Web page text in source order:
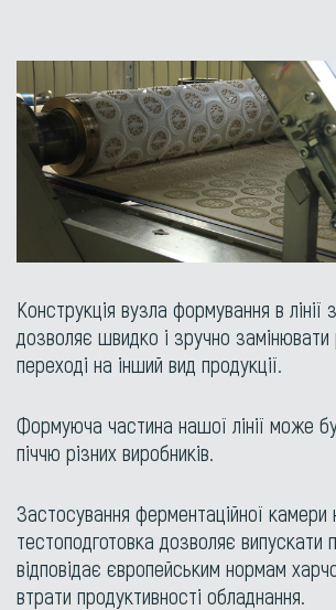
Конструкція вузла формування в лінії
дозволяє швидко і зручно замінювати
переході на інший вид продукції.
Формуюча частина нашої лінії може
піччю різних виробників.
Застосування ферментаційної камери
тестоподготовка дозволяє випускати
відповідає європейським нормам
втрати продуктивності обладнання.